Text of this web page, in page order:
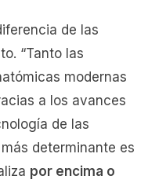
de las
“Tanto las
modernas
a los avances
de las
determinante es
por encima o